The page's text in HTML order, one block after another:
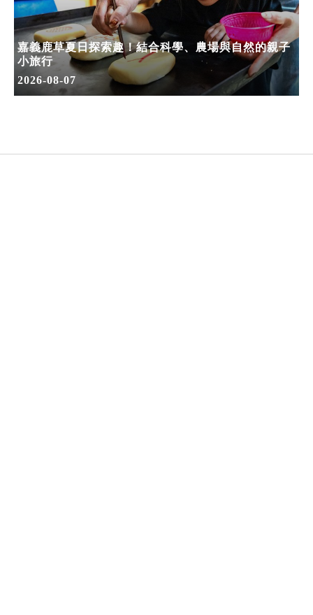
嘉義鹿草夏日探索趣！結合科學、農場與自然的親子
小旅行
2026-08-07